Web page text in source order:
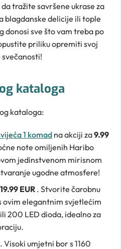
tražite savršene ukrase za
blagdanske delicije ili tople
donosi sve što vam treba po
priliku opremiti svoj
kataloga
kataloga:
1 komad na akciji za9.99
note omiljenih Haribo
jedinstvenom mirisnom
ugodne atmosfere!
19.99 EUR . Stvorite čarobnu
ovim elegantnim svjetlećim
200 LED dioda, idealno za
. Visoki umjetni bor s 1160